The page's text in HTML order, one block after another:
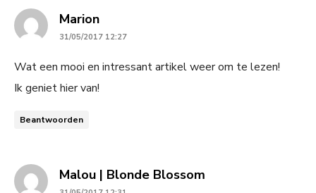
Marionsays:
31/05/2017 12:27
Wat een mooi en intressant artikel weer om te lezen!
Ik geniet hier van!
Beantwoorden
Malou | Blonde Blossom